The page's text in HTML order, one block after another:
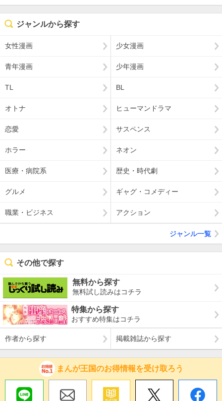
ジャンルから探す
女性漫画 少女漫画
青年漫画 少年漫画
TL BL
オトナ ヒューマンドラマ
恋愛 サスペンス
ホラー ネオン
医療・病院系 歴史・時代劇
グルメ ギャグ・コメディー
職業・ビジネス アクション
ジャンル一覧
その他で探す
無料から探す
無料試し読みはコチラ
特集から探す
おすすめ特集はコチラ
作者から探す 掲載雑誌から探す
まんが王国のお得情報を受け取ろう